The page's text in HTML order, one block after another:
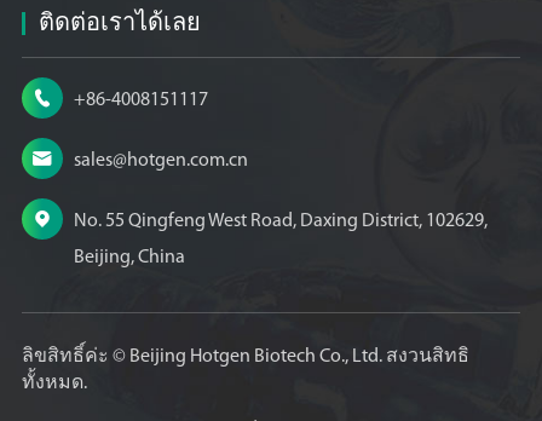
ติดต่อเราได้เลย
 +86-4008151117
 sales@hotgen.com.cn

No. 55 Qingfeng West Road, Daxing District, 102629,
Beijing, China
ลิขสิทธิ์ค่ะ © Beijing Hotgen Biotech Co., Ltd. สงวนสิทธิ
ทั้งหมด.